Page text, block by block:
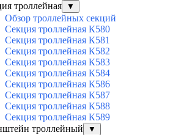
троллейная ▼
Обзор троллейных секций
Секция троллейная К580
Секция троллейная К581
Секция троллейная К582
Секция троллейная К583
Секция троллейная К584
Секция троллейная К586
Секция троллейная К587
Секция троллейная К588
Секция троллейная К589
троллейный
▼